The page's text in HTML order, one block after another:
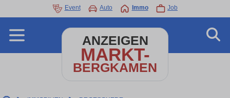
Event Auto Immo Job
ANZEIGEN
MARKT-
BERGKAMEN